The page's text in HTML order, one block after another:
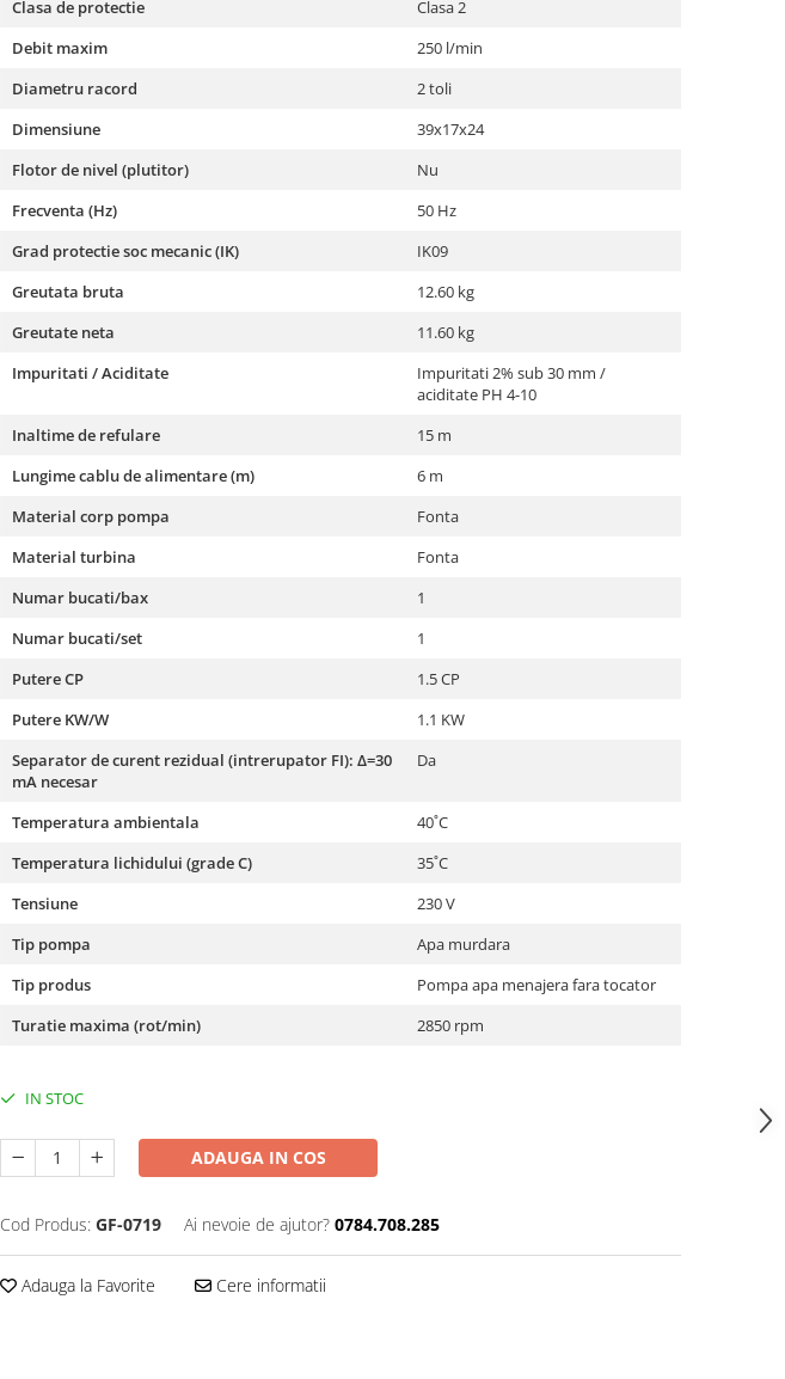
Clasa de protectie
Clasa 2
Debit maxim
250 l/min
Diametru racord
2 toli
Dimensiune
39x17x24
Flotor de nivel (plutitor)
Nu
Frecventa (Hz)
50 Hz
Grad protectie soc mecanic (IK)
IK09
Greutata bruta
12.60 kg
Greutate neta
11.60 kg
Impuritati / Aciditate
Impuritati 2% sub 30 mm /
aciditate PH 4-10
Inaltime de refulare
15 m
Lungime cablu de alimentare (m)
6 m
Material corp pompa
Fonta
Material turbina
Fonta
Numar bucati/bax
1
Numar bucati/set
1
Putere CP
1.5 CP
Putere KW/W
1.1 KW
Separator de curent rezidual (intrerupator FI): Δ=30
mA necesar
Da
Temperatura ambientala
40˚C
Temperatura lichidului (grade C)
35˚C
Tensiune
230 V
Tip pompa
Apa murdara
Tip produs
Pompa apa menajera fara tocator
Turatie maxima (rot/min)
2850 rpm
IN STOC
ADAUGA IN COS
Cod Produs: GF-0719 Ai nevoie de ajutor? 0784.708.285
Adauga la Favorite Cere informatii